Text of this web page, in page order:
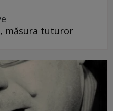
măsura tuturor